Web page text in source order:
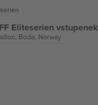
Eliteserien vstupenek
Bodø, Norway